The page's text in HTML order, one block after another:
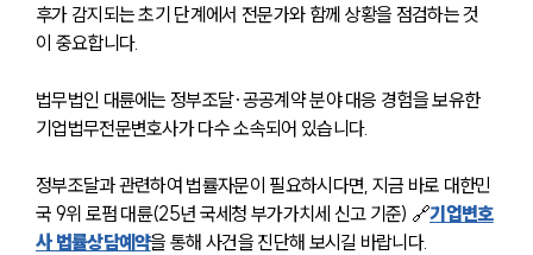
후가 감지되는 초기 단계에서 전문가와 함께 상황을 점검하는 것
이 중요합니다.
법무법인 대륜에는 정부조달·공공계약 분야 대응 경험을 보유한
기업법무전문변호사가 다수 소속되어 있습니다.
정부조달과 관련하여 법률자문이 필요하시다면, 지금 바로 대한민
국 9위 로펌 대륜(25년 국세청 부가가치세 신고 기준) 🔗기업변호
사 법률상담예약을 통해 사건을 진단해 보시길 바랍니다.